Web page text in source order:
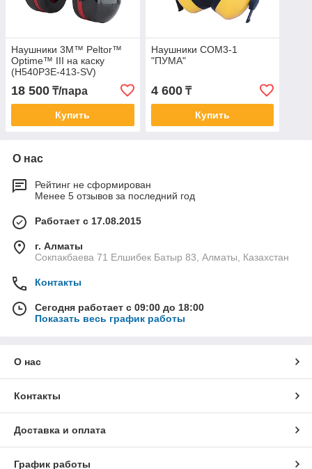
Наушники 3M™ Peltor™
Optime™ III на каску
(H540P3E-413-SV)
18 500 ₸/пара
Купить
Наушники СОМ3-1
"ПУМА"
4 600₸
Купить
О нас
Рейтинг не сформирован
Менее 5 отзывов за последний год
Работает с 17.08.2015
г. Алматы
Сокпакбаева 71 Елшибек Батыр 83, Алматы, Казахстан
Контакты
Сегодня работает с 09:00 до 18:00
Показать весь график работы
О нас
Контакты
Доставка и оплата
График работы